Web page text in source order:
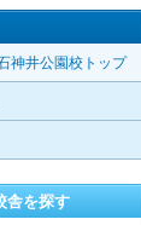
神井公園校トップ
舎を探す